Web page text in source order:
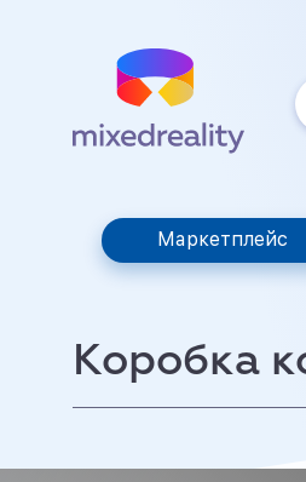
Маркетплейс
Коробка